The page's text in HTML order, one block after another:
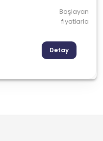
Başlayan
fiyatlarla
Detay